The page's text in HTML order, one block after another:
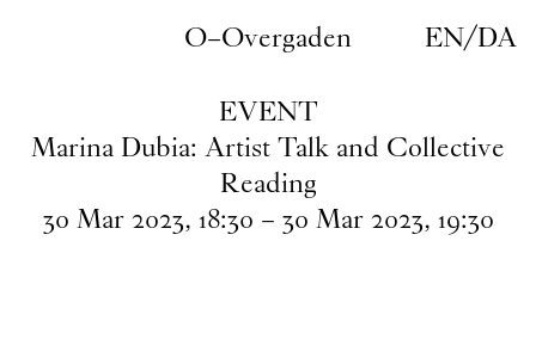
O–Overgaden EN/DA
EVENT
Marina Dubia: Artist Talk and Collective
Reading
30 Mar 2023, 18:30 – 30 Mar 2023, 19:30